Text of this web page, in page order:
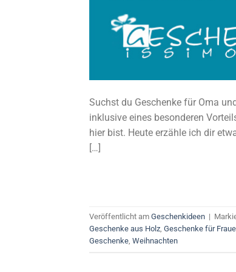
Suchst du Geschenke für Oma
inklusive eines besonderen
hier bist. Heute erzähle ich dir
[…]
Veröffentlicht am Geschenkideen |
Geschenke aus Holz, Geschenke für
Geschenke, Weihnachten